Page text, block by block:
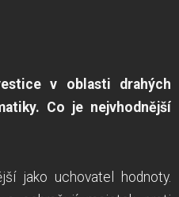
v oblasti drahých
Co je nejvhodnější
jako uchovatel hodnoty.